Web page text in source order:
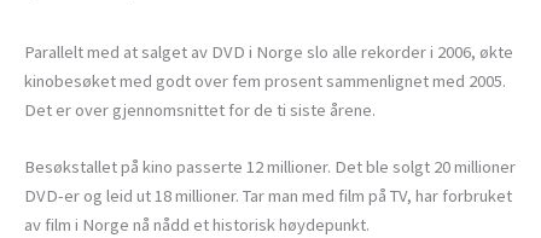
Parallelt med at salget av DVD i Norge slo alle rekorder i 2006, økte
kinobesøket med godt over fem prosent sammenlignet med 2005.
Det er over gjennomsnittet for de ti siste årene.
Besøkstallet på kino passerte 12 millioner. Det ble solgt 20 millioner
DVD-er og leid ut 18 millioner. Tar man med film på TV, har forbruket
av film i Norge nå nådd et historisk høydepunkt.